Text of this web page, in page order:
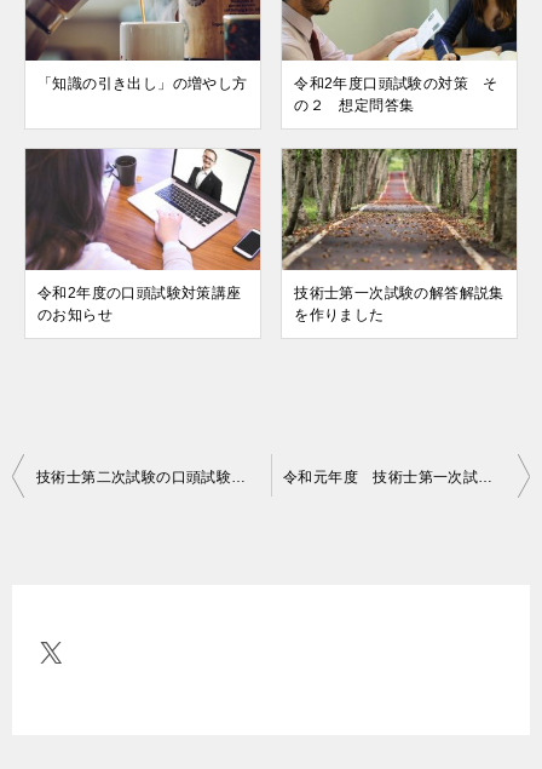
「知識の引き出し」の増やし方
令和2年度口頭試験の対策 そ
の２ 想定問答集
令和2年度の口頭試験対策講座
のお知らせ
技術士第一次試験の解答解説集
を作りました
投
技術士第二次試験の口頭試験までに準備しておきたいこと５つ 令和元年度 技術士第一次試験 お疲れさまでした
X